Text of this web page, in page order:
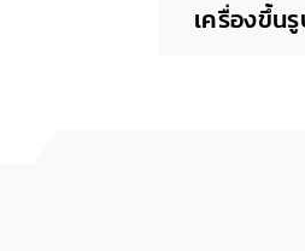
เครื่องขึ้น